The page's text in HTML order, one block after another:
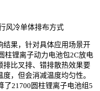
排布方式
结果，针对具体应用场景开
柱锂离子动力电池包2C放电
排比叉排、错排散热效果要
，但会消减温度均匀性。
了21700圆柱锂离子电池组5